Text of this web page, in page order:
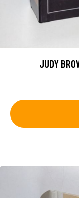
JUDY